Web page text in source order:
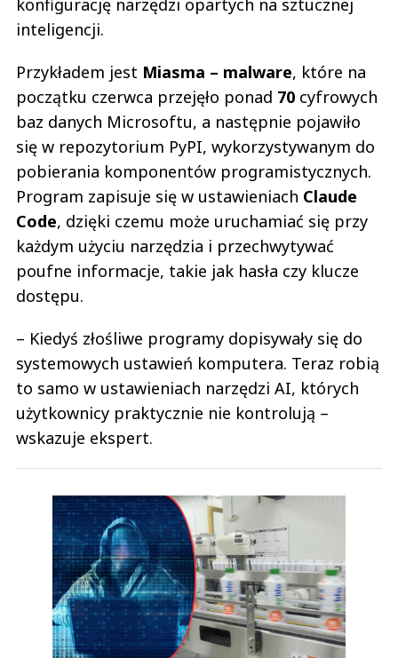
konfigurację narzędzi opartych na sztucznej
inteligencji.
Przykładem jest Miasma – malware, które na
początku czerwca przejęło ponad 70 cyfrowych
baz danych Microsoftu, a następnie pojawiło
się w repozytorium PyPI, wykorzystywanym do
pobierania komponentów programistycznych.
Program zapisuje się w ustawieniach Claude
Code, dzięki czemu może uruchamiać się przy
każdym użyciu narzędzia i przechwytywać
poufne informacje, takie jak hasła czy klucze
dostępu.
– Kiedyś złośliwe programy dopisywały się do
systemowych ustawień komputera. Teraz robią
to samo w ustawieniach narzędzi AI, których
użytkownicy praktycznie nie kontrolują –
wskazuje ekspert.